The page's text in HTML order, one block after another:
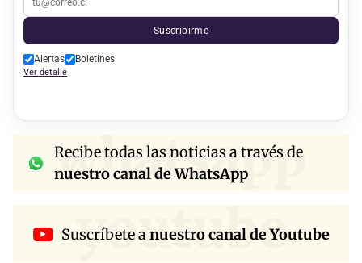
Suscribirme
Alertas Boletines
Ver detalle
whatsapp
Recibe todas las noticias a través de
nuestro canal de WhatsApp
youtube
Suscríbete anuestro canal de Youtube